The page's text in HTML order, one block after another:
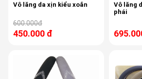
Vô lăng da xịn kiểu xoắn
600.000đ
450.000 đ
Vô lăng
phái